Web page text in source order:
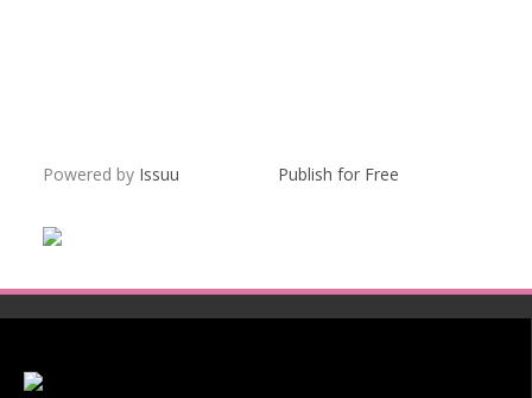
Powered by Issuu Publish for Free